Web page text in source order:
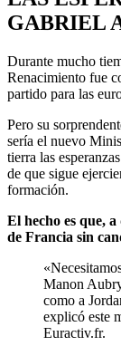
GABRIEL
Durante mucho
Renacimiento fue
partido para las
Pero su
sería el nuevo
tierra las
de que sigue
formación.
El hecho es que,
de Francia sin
Manon
como a
explicó este
Euractiv.fr.